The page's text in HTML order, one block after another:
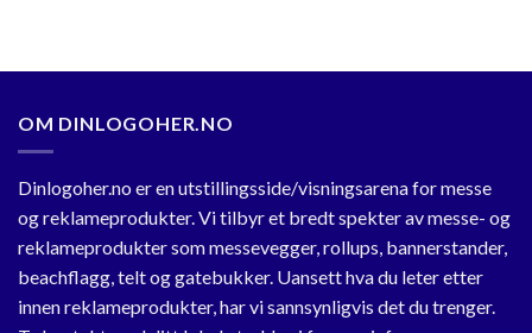
OM DINLOGOHER.NO
Dinlogoher.no er en utstillingsside/visningsarena for messe
og reklameprodukter. Vi tilbyr et bredt spekter av messe- og
reklameprodukter som messevegger, rollups, bannerstander,
beachflagg, telt og gatebukker. Uansett hva du leter etter
innen reklameprodukter, har vi sannsynligvis det du trenger.